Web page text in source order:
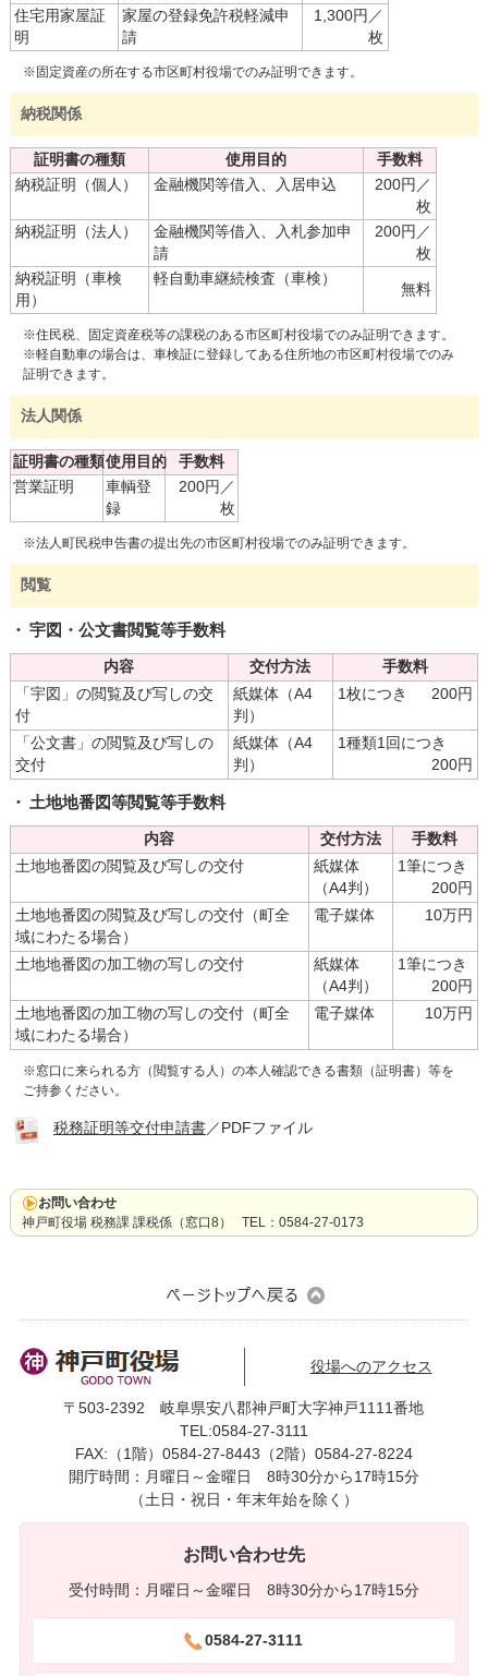
住宅用家屋証
明
家屋の登録免許税軽減申
請
1,300円／
枚
※固定資産の所在する市区町村役場でのみ証明できます。
納税関係
証明書の種類 使用目的
手数料
納税証明（個人）
金融機関等借入、入居申込
200円／
枚
納税証明（法人）
金融機関等借入、入札参加申
請
200円／
枚
納税証明（車検
用）
軽自動車継続検査（車検）
無料
※住民税、固定資産税等の課税のある市区町村役場でのみ証明できます。
※軽自動車の場合は、車検証に登録してある住所地の市区町村役場でのみ
証明できます。
法人関係
証明書の種類使用目的
手数料
営業証明
車輌登
録
200円／
枚
※法人町民税申告書の提出先の市区町村役場でのみ証明できます。
閲覧
宇図・公文書閲覧等手数料
内容 交付方法
手数料
「宇図」の閲覧及び写しの交
付
紙媒体（A4
判）
1枚につき 200円
「公文書」の閲覧及び写しの
交付
紙媒体（A4
判）
1種類1回につき
200円
土地地番図等閲覧等手数料
内容 交付方法
手数料
土地地番図の閲覧及び写しの交付
紙媒体
（A4判）
1筆につき
200円
土地地番図の閲覧及び写しの交付（町全
域にわたる場合）
電子媒体 10万円
土地地番図の加工物の写しの交付
紙媒体
（A4判）
1筆につき
200円
土地地番図の加工物の写しの交付（町全
域にわたる場合）
電子媒体 10万円
※窓口に来られる方（閲覧する人）の本人確認できる書類（証明書）等を
ご持参ください。
税務証明等交付申請書／PDFファイル
お問い合わせ
神戸町役場 税務課 課税係（窓口8） TEL：0584-27-0173
役場へのアクセス
〒503-2392 岐阜県安八郡神戸町大字神戸1111番地
TEL:0584-27-3111
FAX:（1階）0584-27-8443（2階）0584-27-8224
開庁時間：月曜日～金曜日 8時30分から17時15分
（土日・祝日・年末年始を除く）
お問い合わせ先
受付時間：月曜日～金曜日 8時30分から17時15分
0584-27-3111